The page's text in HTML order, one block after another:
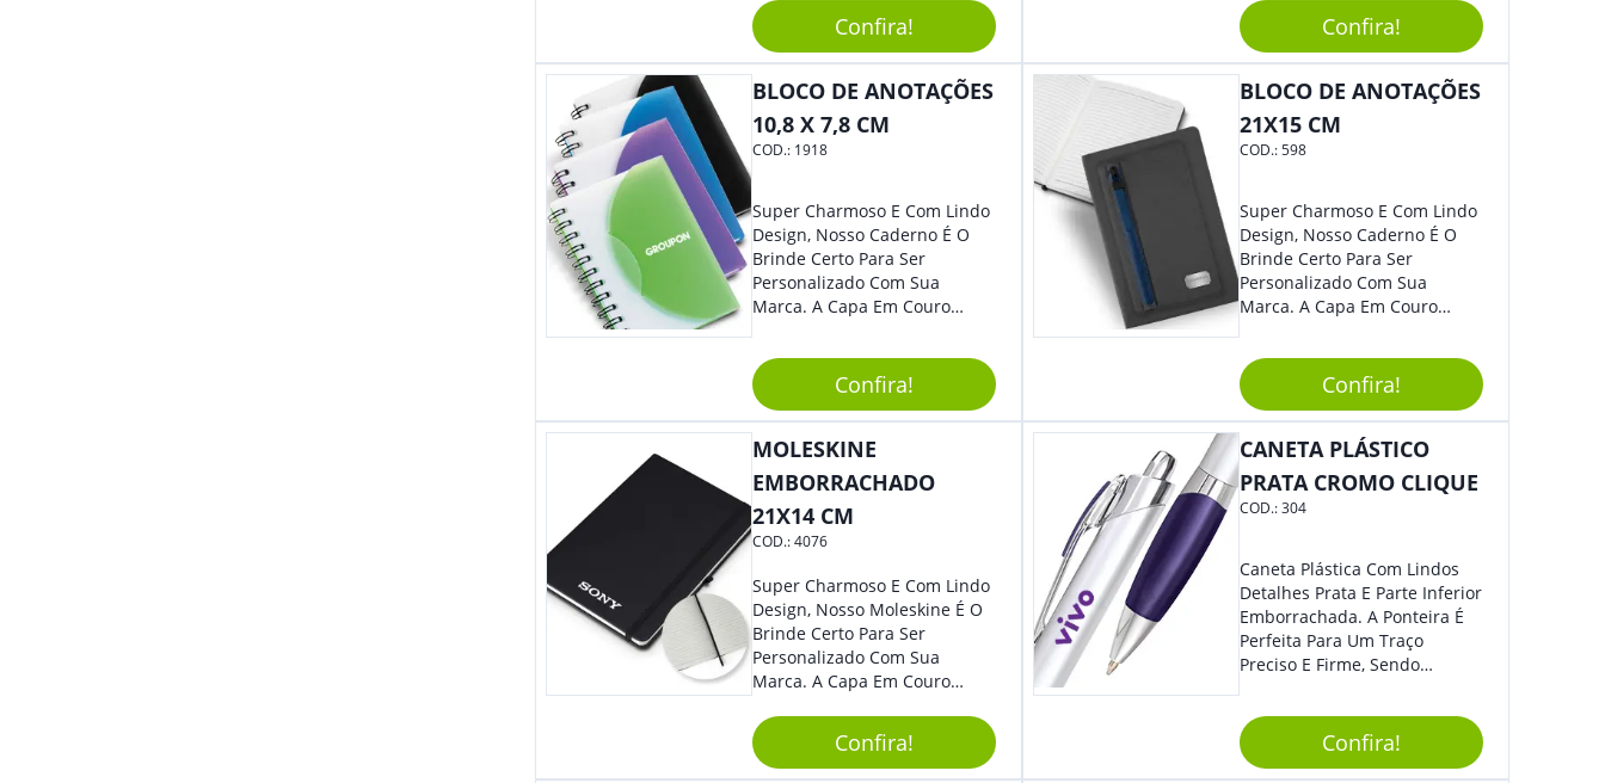
Empresa Em Eventos,
Reuniões Corporativas Ou Até
Mesmo Para Presentear
Colaboradores.
Confira!
Sua Marca De Forma Estilosa,
Agregando Valor Para Sua
Empresa Em Eventos.
Confira!
BLOCO DE ANOTAÇÕES
10,8 X 7,8 CM
COD.: 1918
Super Charmoso E Com Lindo
Design, Nosso Caderno É O
Brinde Certo Para Ser
Personalizado Com Sua
Marca. A Capa Em Couro
Elástico Permite Maior
Segurança Ao Carregá-Lo.
Ofereça A Seus Clientes E
Colaboradores, Sem Dúvidas
Eles Irão Adorar.
Confira!
BLOCO DE ANOTAÇÕES
21X15 CM
COD.:598
Super Charmoso E Com Lindo
Design, Nosso Caderno É O
Brinde Certo Para Ser
Personalizado Com Sua
Marca. A Capa Em Couro
Elástico Permite Maior
Segurança Ao Carregá-Lo.
Ofereça A Seus Clientes E
Colaboradores, Sem Dúvidas
Eles Irão Adorar.
Confira!
MOLESKINE
EMBORRACHADO
21X14 CM
COD.:4076
Super Charmoso E Com Lindo
Design, Nosso Moleskine É O
Brinde Certo Para Ser
Personalizado Com Sua
Marca. A Capa Em Couro
Elástico Permite Maior
Segurança Ao Carregá-Lo.
Ofereça A Seus Clientes E
Confira!
CANETA PLÁSTICO
PRATA CROMO CLIQUE
COD.:304
Caneta Plástica Com Lindos
Detalhes Prata E Parte Inferior
Emborrachada. A Ponteira É
Perfeita Para Um Traço
Preciso E Firme, Sendo
Tradicional Porém Com
Design Minimalista Que Faz
Toda Diferença.
Confira!